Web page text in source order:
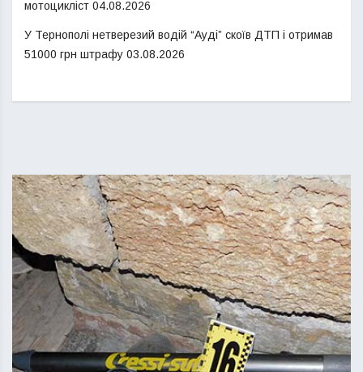
мотоцикліст 04.08.2026
У Тернополі нетверезий водій “Ауді” скоїв ДТП і отримав
51000 грн штрафу 03.08.2026